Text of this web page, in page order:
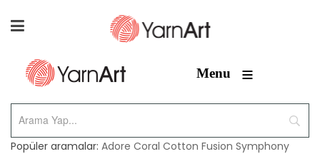
Menu ≡
Popüler aramalar: Adore Coral Cotton Fusion Symphony